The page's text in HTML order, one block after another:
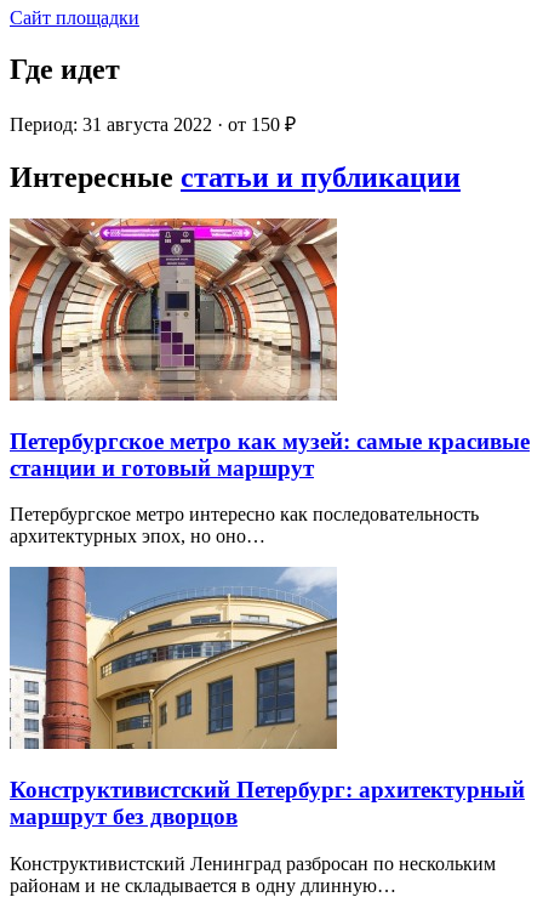
Сайт площадки
Где идет
Период: 31 августа 2022 · от 150 ₽
Интересные статьи и публикации
Петербургское метро как музей: самые красивые
станции и готовый маршрут
Петербургское метро интересно как последовательность
архитектурных эпох, но оно…
Конструктивистский Петербург: архитектурный
маршрут без дворцов
Конструктивистский Ленинград разбросан по нескольким
районам и не складывается в одну длинную…